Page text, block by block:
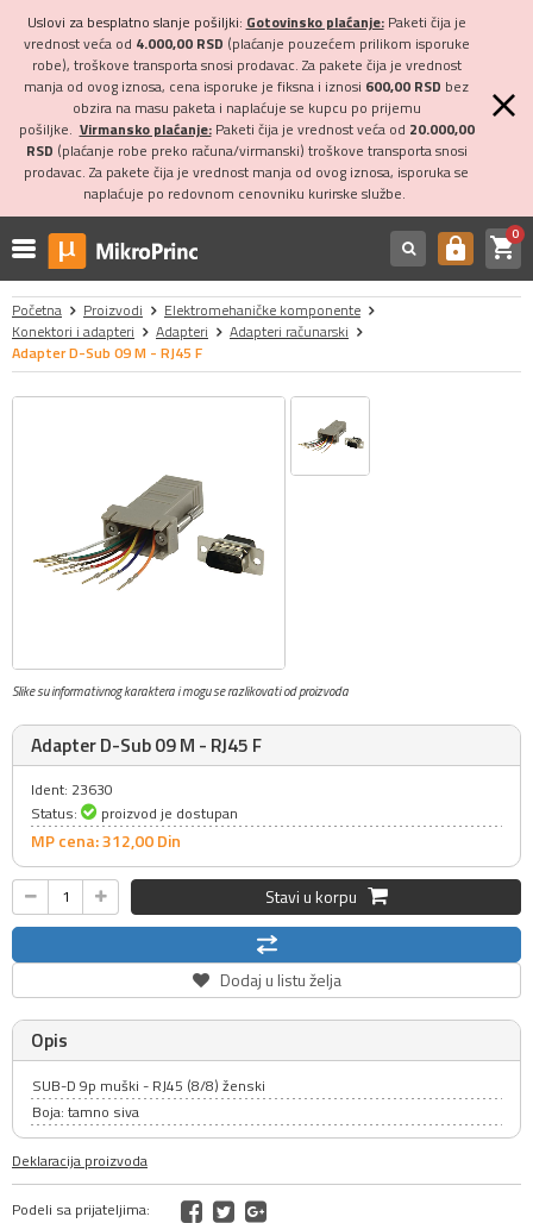
Uslovi za besplatno slanje pošiljki: Gotovinsko plaćanje:Paketi čija je
vrednost veća od 4.000,00 RSD (plaćanje pouzećem prilikom isporuke
robe), troškove transporta snosi prodavac. Za pakete čija je vrednost
manja od ovog iznosa, cena isporuke je fiksna i iznosi 600,00 RSD bez
obzira na masu paketa i naplaćuje se kupcu po prijemu
pošiljke. Virmansko plaćanje:Paketi čija je vrednost veća od 20.000,00
RSD (plaćanje robe preko računa/virmanski) troškove transporta snosi
prodavac. Za pakete čija je vrednost manja od ovog iznosa, isporuka se
naplaćuje po redovnom cenovniku kurirske službe.
https shopping_cart0
Početna Proizvodi
Elektromehaničke komponente
Konektori i adapteri
Adapteri
Adapteri računarski
Adapter D-Sub 09 M - RJ45 F
Slike su informativnog karaktera i mogu se razlikovati od proizvoda
Adapter D-Sub 09 M - RJ45 F
Ident: 23630
Status:
proizvod je dostupan
MP cena: 312,00Din
Stavi u korpu
Dodaj u listu želja
Opis
SUB-D 9p muški - RJ45 (8/8) ženski
Boja: tamno siva
Deklaracija proizvoda
Podeli sa prijateljima: